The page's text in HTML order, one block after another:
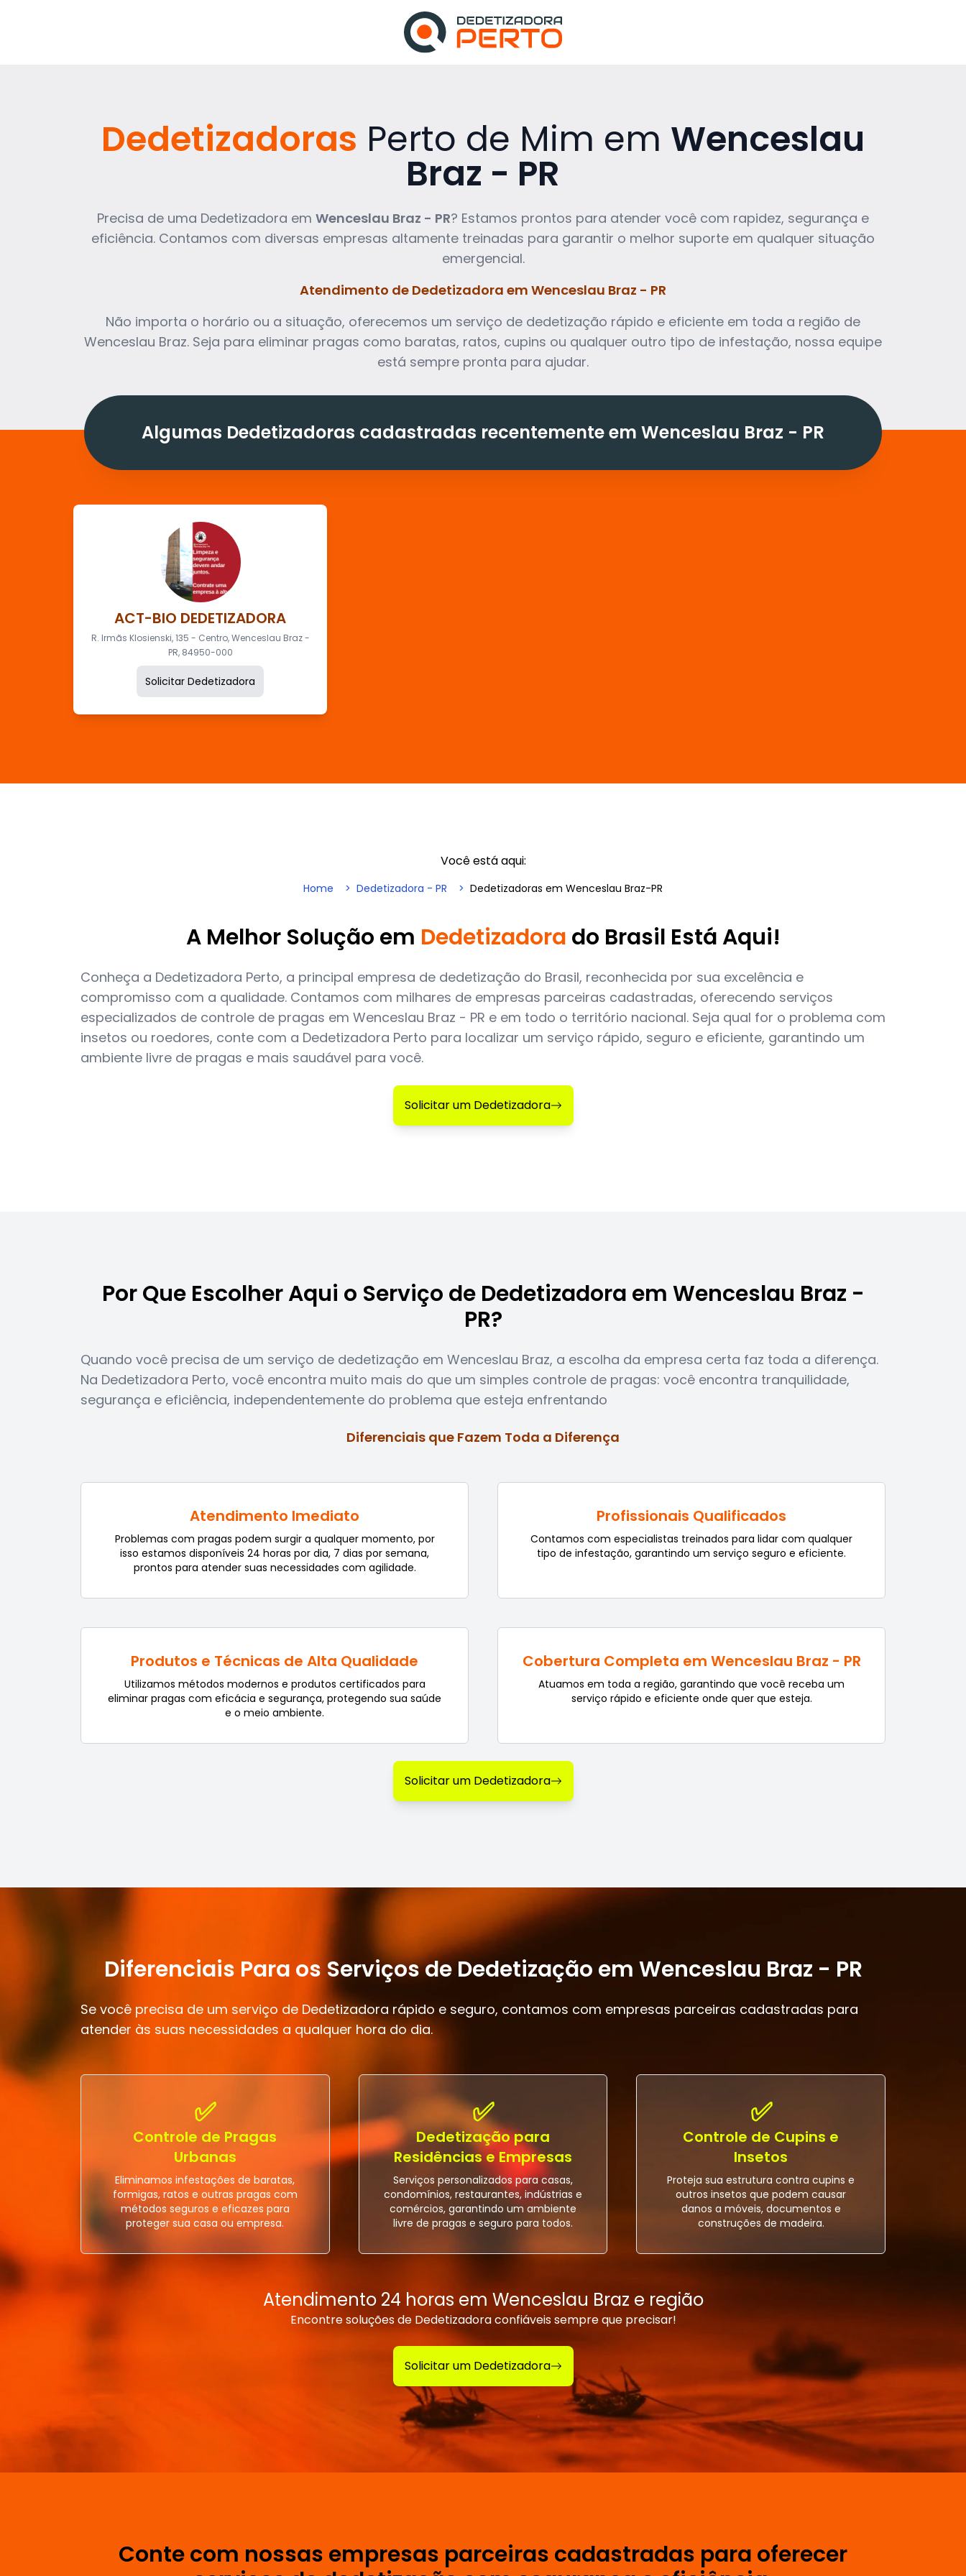
Dedetizadoras Perto de Mim em Wenceslau
Braz - PR
Precisa de uma Dedetizadora em Wenceslau Braz - PR? Estamos prontos para atender você com rapidez, segurança e
eficiência. Contamos com diversas empresas altamente treinadas para garantir o melhor suporte em qualquer situação
emergencial.
Atendimento de Dedetizadora em Wenceslau Braz - PR
Não importa o horário ou a situação, oferecemos um serviço de dedetização rápido e eficiente em toda a região de
Wenceslau Braz. Seja para eliminar pragas como baratas, ratos, cupins ou qualquer outro tipo de infestação, nossa equipe
está sempre pronta para ajudar.
Algumas Dedetizadoras cadastradas recentemente em Wenceslau Braz - PR
ACT-BIO DEDETIZADORA
R. Irmãs Klosienski, 135 - Centro, Wenceslau Braz -
PR, 84950-000
Solicitar Dedetizadora
Você está aqui:
Home Dedetizadora - PR Dedetizadoras em Wenceslau Braz-PR
A Melhor Solução em Dedetizadora do Brasil Está Aqui!
Conheça a Dedetizadora Perto, a principal empresa de dedetização do Brasil, reconhecida por sua excelência e
compromisso com a qualidade. Contamos com milhares de empresas parceiras cadastradas, oferecendo serviços
especializados de controle de pragas em Wenceslau Braz - PR e em todo o território nacional. Seja qual for o problema com
insetos ou roedores, conte com a Dedetizadora Perto para localizar um serviço rápido, seguro e eficiente, garantindo um
ambiente livre de pragas e mais saudável para você.
Solicitar um Dedetizadora
Por Que Escolher Aqui o Serviço de Dedetizadora em Wenceslau Braz -
PR?
Quando você precisa de um serviço de dedetização em Wenceslau Braz, a escolha da empresa certa faz toda a diferença.
Na Dedetizadora Perto, você encontra muito mais do que um simples controle de pragas: você encontra tranquilidade,
segurança e eficiência, independentemente do problema que esteja enfrentando
Diferenciais que Fazem Toda a Diferença
Atendimento Imediato
Problemas com pragas podem surgir a qualquer momento, por
isso estamos disponíveis 24 horas por dia, 7 dias por semana,
prontos para atender suas necessidades com agilidade.
Profissionais Qualificados
Contamos com especialistas treinados para lidar com qualquer
tipo de infestação, garantindo um serviço seguro e eficiente.
Produtos e Técnicas de Alta Qualidade
Utilizamos métodos modernos e produtos certificados para
eliminar pragas com eficácia e segurança, protegendo sua saúde
e o meio ambiente.
Cobertura Completa em Wenceslau Braz - PR
Atuamos em toda a região, garantindo que você receba um
serviço rápido e eficiente onde quer que esteja.
Solicitar um Dedetizadora
Diferenciais Para os Serviços de Dedetização em Wenceslau Braz - PR
Se você precisa de um serviço de Dedetizadora rápido e seguro, contamos com empresas parceiras cadastradas para
atender às suas necessidades a qualquer hora do dia.
✅
Controle de Pragas
Urbanas
Eliminamos infestações de baratas,
formigas, ratos e outras pragas com
métodos seguros e eficazes para
proteger sua casa ou empresa.
✅
Dedetização para
Residências e Empresas
Serviços personalizados para casas,
condomínios, restaurantes, indústrias e
comércios, garantindo um ambiente
livre de pragas e seguro para todos.
✅
Controle de Cupins e
Insetos
Proteja sua estrutura contra cupins e
outros insetos que podem causar
danos a móveis, documentos e
construções de madeira.
Atendimento 24 horas em Wenceslau Braz e região
Encontre soluções de Dedetizadora confiáveis sempre que precisar!
Solicitar um Dedetizadora
Conte com nossas empresas parceiras cadastradas para oferecer